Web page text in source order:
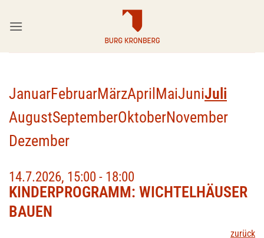
Inhalt
JanuarFebruarMärzApril MaiJuniJuli
AugustSeptemberOktoberNovember
Dezember
14.7.2026, 15:00 - 18:00
KINDERPROGRAMM: WICHTELHÄUSER
BAUEN
zurück